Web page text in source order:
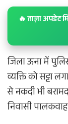
🔥 ताज़ा अपडेट
जिला ऊना में
व्यक्ति को सट्टा
से नकदी भी
निवासी